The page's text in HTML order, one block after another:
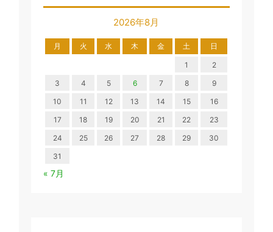
2026年8月
月 火 水 木 金 土 日
1
2
3
4 5 6 7 8
9
10
11 12 13 14 15
16
17
18 19 20 21 22
23
24
25 26 27 28 29
30
31
« 7月